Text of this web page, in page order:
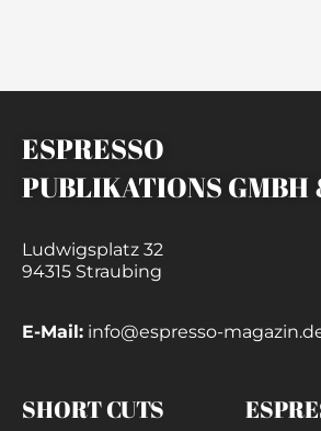
ESPRESSO
PUBLIKATIONS GMBH
Ludwigsplatz 32
94315 Straubing
E-Mail: info@espresso-
SHORT CUTS